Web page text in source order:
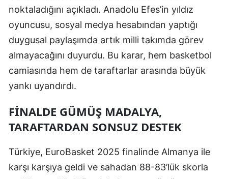
Elazığ
Erzincan
Erzurum
Eskişehir
Giresun
Gümüşhane
Hakkari
Hatay
noktaladığını açıkladı. Anadolu Efes’in yıldız
oyuncusu, sosyal medya hesabından yaptığı
duygusal paylaşımda artık milli takımda görev
almayacağını duyurdu. Bu karar, hem basketbol
camiasında hem de taraftarlar arasında büyük
yankı uyandırdı.
FINALDE GÜMÜŞ MADALYA,
TARAFTARDAN SONSUZ DESTEK
Türkiye, EuroBasket 2025 finalinde Almanya ile
karşı karşıya geldi ve sahadan 88-83’lük skorla